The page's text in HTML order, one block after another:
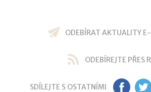
ODEBÍRAT AKTUALITY
ODEBÍREJTE PŘES
SDÍLEJTE S OSTATNÍMI FB TW